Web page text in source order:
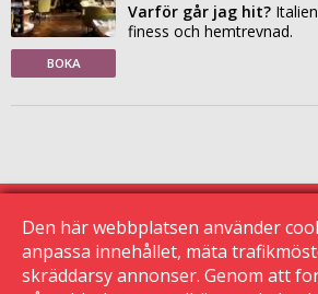
BOKA
Varför går jag hit?
finess och hemtrevnad.
© 2015 Krogguiden.se
Den här webbplatsen använder
anpassa innehållet, mäta
skräddarsy annonser. Genom att